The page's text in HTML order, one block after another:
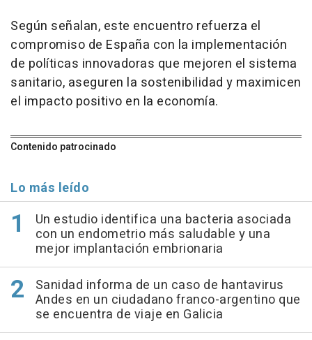
Según señalan, este encuentro refuerza el
compromiso de España con la implementación
de políticas innovadoras que mejoren el sistema
sanitario, aseguren la sostenibilidad y maximicen
el impacto positivo en la economía.
Contenido patrocinado
Lo más leído
Un estudio identifica una bacteria asociada
con un endometrio más saludable y una
mejor implantación embrionaria
Sanidad informa de un caso de hantavirus
Andes en un ciudadano franco-argentino que
se encuentra de viaje en Galicia